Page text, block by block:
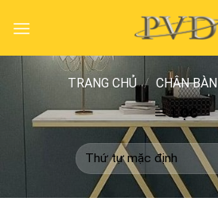
TRANG CHỦ / CHÂN BÀN
LỌC